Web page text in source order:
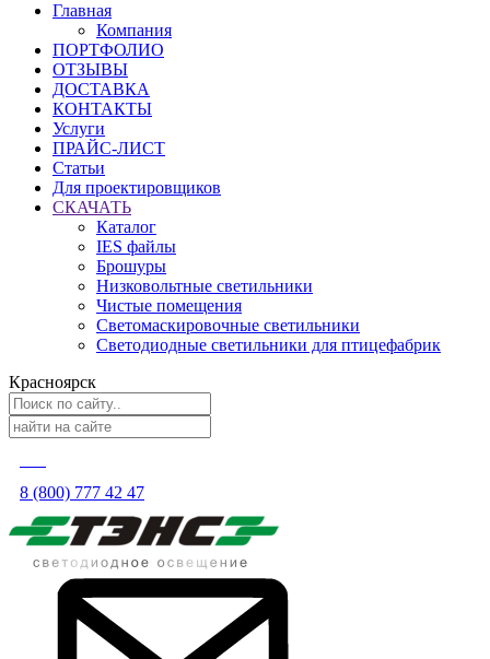
Главная
Компания
ПОРТФОЛИО
ОТЗЫВЫ
ДОСТАВКА
КОНТАКТЫ
Услуги
ПРАЙС-ЛИСТ
Статьи
Для проектировщиков
СКАЧАТЬ
Каталог
IES файлы
Брошуры
Низковольтные светильники
Чистые помещения
Светомаскировочные светильники
Светодиодные светильники для птицефабрик
Красноярск
8 (800) 777 42 47